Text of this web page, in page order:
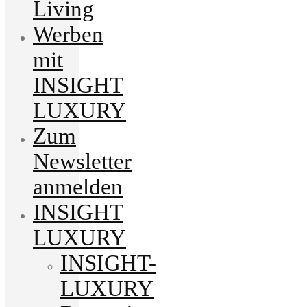
Living
Werben
mit
INSIGHT
LUXURY
Zum
Newsletter
anmelden
INSIGHT
LUXURY
INSIGHT-
LUXURY